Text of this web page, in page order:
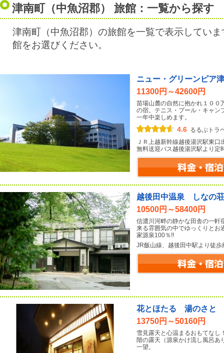
津南町（中魚沼郡） 旅館：一覧から探す
津南町（中魚沼郡）の旅館を一覧で表示してい
館をお選びください。
ニュー・グリーンピア
11300円～42600円
苗場山麓の自然に抱かれ１００
の宿。テニス・プール・キャン
一年中楽しめます。
4.6 るるぶトラ
ＪＲ上越新幹線越後湯沢駅東
無料送迎バス越後湯沢駅より定
越後田中温泉 しなの荘
10500円～58400円
信濃川河畔の静かな田舎の一軒
来る雰囲気の中でゆっくりとお
家源泉100％!!
JR飯山線、越後田中駅より徒歩
花とほたる 湯のさと
13750円～50160円
雪見露天と心温まるおもてなし
階の露天（源泉かけ流し風呂あ
一望。